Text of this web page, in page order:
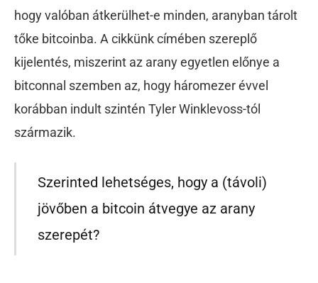
hogy valóban átkerülhet-e minden, aranyban tárolt
tőke bitcoinba. A cikkünk címében szereplő
kijelentés, miszerint az arany egyetlen előnye a
bitconnal szemben az, hogy háromezer évvel
korábban indult szintén Tyler Winklevoss-tól
származik.
Szerinted lehetséges, hogy a (távoli)
jövőben a bitcoin átvegye az arany
szerepét?